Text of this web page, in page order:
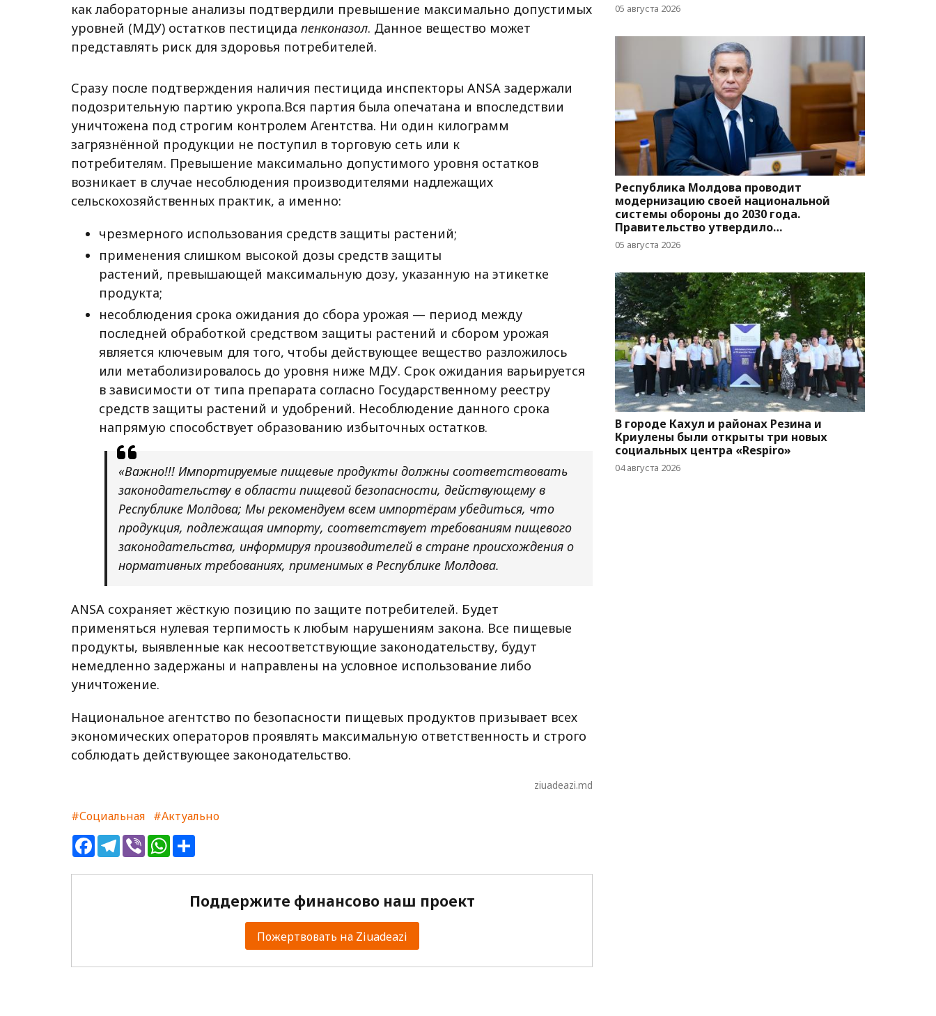
как лабораторные анализы подтвердили превышение максимально допустимых
уровней (МДУ) остатков пестицида пенконазол. Данное вещество может
представлять риск для здоровья потребителей.
Сразу после подтверждения наличия пестицида инспекторы ANSA задержали
подозрительную партию укропа.Вся партия была опечатана и впоследствии
уничтожена под строгим контролем Агентства. Ни один килограмм
загрязнённой продукции не поступил в торговую сеть или к
потребителям. Превышение максимально допустимого уровня остатков
возникает в случае несоблюдения производителями надлежащих
сельскохозяйственных практик, а именно:
чрезмерного использования средств защиты растений;
применения слишком высокой дозы средств защиты
растений, превышающей максимальную дозу, указанную на этикетке
продукта;
несоблюдения срока ожидания до сбора урожая — период между
последней обработкой средством защиты растений и сбором урожая
является ключевым для того, чтобы действующее вещество разложилось
или метаболизировалось до уровня ниже МДУ. Срок ожидания варьируется
в зависимости от типа препарата согласно Государственному реестру
средств защиты растений и удобрений. Несоблюдение данного срока
напрямую способствует образованию избыточных остатков.
«Важно!!! Импортируемые пищевые продукты должны соответствовать
законодательству в области пищевой безопасности, действующему в
Республике Молдова; Мы рекомендуем всем импортёрам убедиться, что
продукция, подлежащая импорту, соответствует требованиям пищевого
законодательства, информируя производителей в стране происхождения о
нормативных требованиях, применимых в Республике Молдова.
ANSA сохраняет жёсткую позицию по защите потребителей. Будет
применяться нулевая терпимость к любым нарушениям закона. Все пищевые
продукты, выявленные как несоответствующие законодательству, будут
немедленно задержаны и направлены на условное использование либо
уничтожение.
Национальное агентство по безопасности пищевых продуктов призывает всех
экономических операторов проявлять максимальную ответственность и строго
соблюдать действующее законодательство.
ziuadeazi.md
#Социальная #Актуально
FacebookTelegram
ViberWhatsApp
Поддержите финансово наш проект
Пожертвовать на Ziuadeazi
05 августа 2026
Республика Молдова проводит
модернизацию своей национальной
системы обороны до 2030 года.
Правительство утвердило
соответствующую программу
05 августа 2026
В городе Кахул и районах Резина и
Криулены были открыты три новых
социальных центра «Respiro»
04 августа 2026